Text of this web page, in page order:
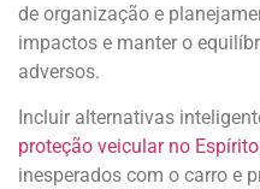
de organização e
impactos e manter o
adversos.
Incluir alternativas
proteção veicular no
inesperados com o carro e